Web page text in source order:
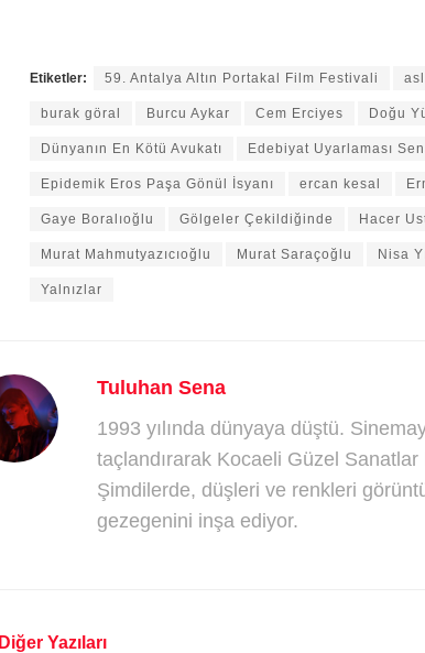
Etiketler: 59. Antalya Altın Portakal Film Festivali
burak göral Burcu Aykar Cem Erciyes Doğu
Dünyanın En Kötü Avukatı Edebiyat Uyarlaması
Epidemik Eros Paşa Gönül İsyanı ercan kesal
Gaye Boralıoğlu Gölgeler Çekildiğinde Hacer
Murat Mahmutyazıcıoğlu Murat Saraçoğlu Nisa
Yalnızlar
Tuluhan Sena
1993 yılında dünyaya düştü.
taçlandırarak Kocaeli Güzel
Şimdilerde, düşleri ve renkleri
gezegenini inşa ediyor.
Diğer Yazıları